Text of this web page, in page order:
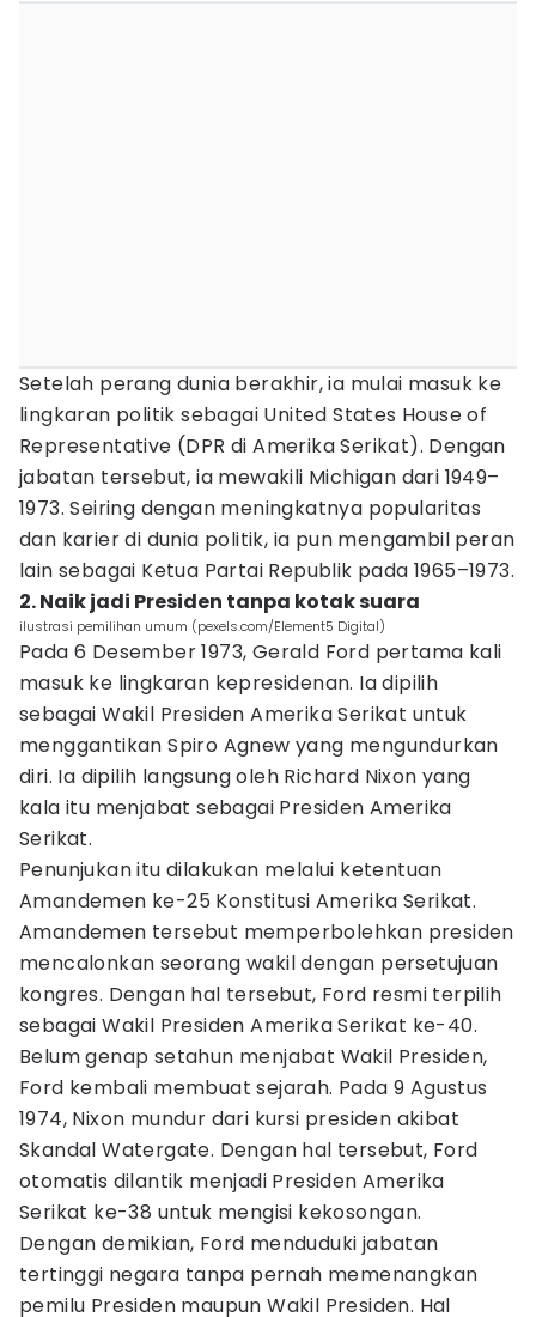
Setelah perang dunia berakhir, ia mulai masuk ke
lingkaran politik sebagai United States House of
Representative (DPR di Amerika Serikat). Dengan
jabatan tersebut, ia mewakili Michigan dari 1949–
1973. Seiring dengan meningkatnya popularitas
dan karier di dunia politik, ia pun mengambil peran
lain sebagai Ketua Partai Republik pada 1965–1973.
2. Naik jadi Presiden tanpa kotak suara
ilustrasi pemilihan umum (pexels.com/Element5 Digital)
Pada 6 Desember 1973, Gerald Ford pertama kali
masuk ke lingkaran kepresidenan. Ia dipilih
sebagai Wakil Presiden Amerika Serikat untuk
menggantikan Spiro Agnew yang mengundurkan
diri. Ia dipilih langsung oleh Richard Nixon yang
kala itu menjabat sebagai Presiden Amerika
Serikat.
Penunjukan itu dilakukan melalui ketentuan
Amandemen ke-25 Konstitusi Amerika Serikat.
Amandemen tersebut memperbolehkan presiden
mencalonkan seorang wakil dengan persetujuan
kongres. Dengan hal tersebut, Ford resmi terpilih
sebagai Wakil Presiden Amerika Serikat ke-40.
Belum genap setahun menjabat Wakil Presiden,
Ford kembali membuat sejarah. Pada 9 Agustus
1974, Nixon mundur dari kursi presiden akibat
Skandal Watergate. Dengan hal tersebut, Ford
otomatis dilantik menjadi Presiden Amerika
Serikat ke-38 untuk mengisi kekosongan.
Dengan demikian, Ford menduduki jabatan
tertinggi negara tanpa pernah memenangkan
pemilu Presiden maupun Wakil Presiden. Hal